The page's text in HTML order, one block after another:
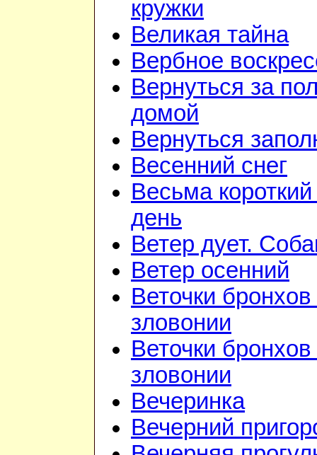
кружки
Великая тайна
Вербное
Вернуться за
домой
Вернуться
Весенний снег
Весьма
день
Ветер дует.
Ветер осенний
Веточки
зловонии
Веточки
зловонии
Вечеринка
Вечерний